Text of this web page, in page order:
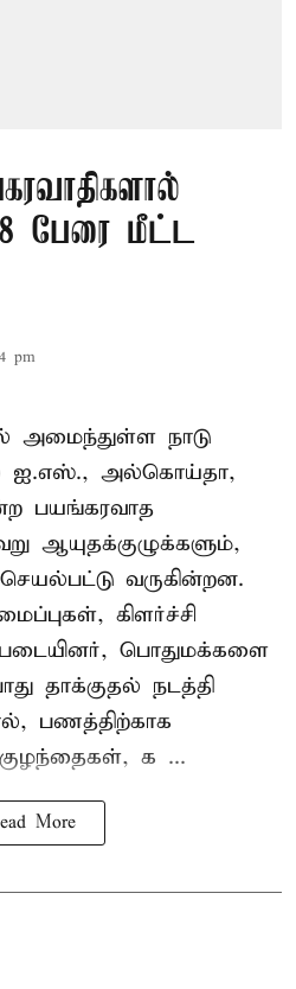
பேரை மீட்ட
pm
அமைந்துள்ள நாடு
ஐ.எஸ்., அல்கொய்தா,
பயங்கரவாத
ஆயுதக்குழுக்களும்,
செயல்பட்டு வருகின்றன.
கிளர்ச்சி
பொதுமக்களை
தாக்குதல் நடத்தி
பணத்திற்காக
க ...
More